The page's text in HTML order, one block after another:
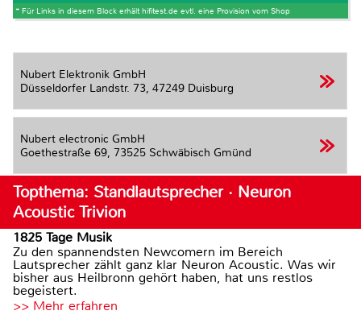
* Für Links in diesem Block erhält hifitest.de evtl. eine Provision vom Shop
Nubert Elektronik GmbH
Düsseldorfer Landstr. 73, 47249 Duisburg
Nubert electronic GmbH
Goethestraße 69, 73525 Schwäbisch Gmünd
Topthema: Standlautsprecher · Neuron
Acoustic Trivion
1825 Tage Musik
Zu den spannendsten Newcomern im Bereich
Lautsprecher zählt ganz klar Neuron Acoustic. Was wir
bisher aus Heilbronn gehört haben, hat uns restlos
begeistert.
>> Mehr erfahren